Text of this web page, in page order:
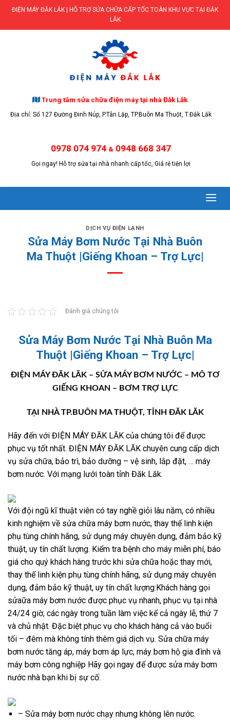
Skip
content
ĐIỆN MÁY ĐẮK LẮK | HỖ TRỢ SỬA CHỮA CẤP TỐC TOÀN KHU VỰC TẠI ĐẮK
LẮK
Trung tâm sửa chữa điện máy tại nhà Đắk Lắk
Địa chỉ: Số 127 Đường Đinh Núp, P.Tân Lập, TP.Buôn Ma Thuột, T.Đắk Lắk
0978 074 974 & 0948 668 347
Gọi ngay! Hỗ trợ sửa tại nhà nhanh cấp tốc, Giá rẻ tiện lợi
DỊCH VỤ ĐIỆN LẠNH
Sửa Máy Bơm Nước Tại Nhà Buôn
Ma Thuột |Giếng Khoan – Trợ Lực|
Đánh giá chúng tôi
Sửa Máy Bơm Nước Tại Nhà Buôn Ma
Thuột |Giếng Khoan – Trợ Lực|
ĐIỆN MÁY ĐĂK LĂK – SỬA MÁY BƠM NƯỚC – MÔ TƠ
GIẾNG KHOAN – BƠM TRỢ LỰC
TẠI NHÀ TP.BUÔN MA THUỘT, TỈNH ĐĂK LĂK
Hãy đến với ĐIỆN MÁY ĐĂK LĂK của chúng tôi để được
phục vụ tốt nhất. ĐIỆN MÁY ĐĂK LĂK chuyên cung cấp dịch
vụ sửa chữa, bảo trì, bảo dưỡng – vệ sinh, lắp đặt, … máy
bơm nước. Với mạng lưới toàn tỉnh Đăk Lăk.
Với đội ngũ kĩ thuật viên có tay nghề giỏi lâu năm, có nhiều
kinh nghiệm về sửa chữa máy bơm nước, thay thế linh kiện
phụ tùng chính hãng, sử dụng máy chuyên dụng, đảm bảo kỹ
thuật, uy tín chất lượng. Kiểm tra bệnh cho máy miễn phí, báo
giá cho quý khách hàng trước khi sửa chữa hoặc thay mới,
thay thế linh kiện phụ tùng chính hãng, sử dụng máy chuyên
dụng, đảm bảo kỹ thuật, uy tín chất lượng:Khách hàng gọi
sửaữa máy bơm nước được phục vụ nhanh, phục vụ tại nhà
24/24 giờ, các ngày trong tuần làm việc kể cả ngày lễ, thứ 7
và chủ nhật. Đặc biệt phục vụ cho khách hàng cả vào buổi
tối – đêm mà không tính thêm giá dịch vụ. Sửa chữa máy
bơm nước tăng áp, máy bơm áp lực, máy bơm hộ gia đình và
máy bơm công nghiệp Hãy gọi ngay để được sửa máy bơm
nước nhà bạn khi bị sự cố:
– Sửa máy bơm nước chạy nhưng không lên nước.